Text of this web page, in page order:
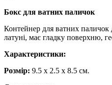
Бокс для ватних паличок
Контейнер для ватних паличок
латуні, має гладку поверхню,
Характеристики:
Розмір: 9.5 x 2.5 x 8.5 cм.